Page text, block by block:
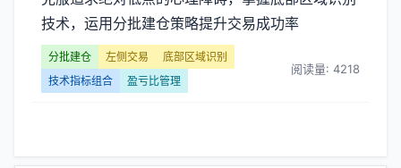
【盈
亏
技术，运用分批建仓策略提升交易成功率
分批建仓 左侧交易
底部区域识别
技术指标组合
盈亏比管理
阅读量: 4218